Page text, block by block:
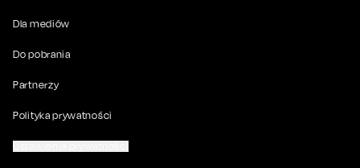
Dla mediów
Do pobrania
Partnerzy
Polityka prywatności